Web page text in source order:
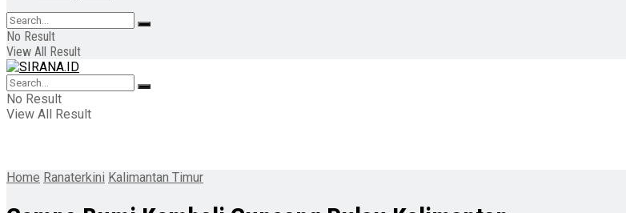
No Result
View All Result
No Result
View All Result
Home Ranaterkini Kalimantan Timur